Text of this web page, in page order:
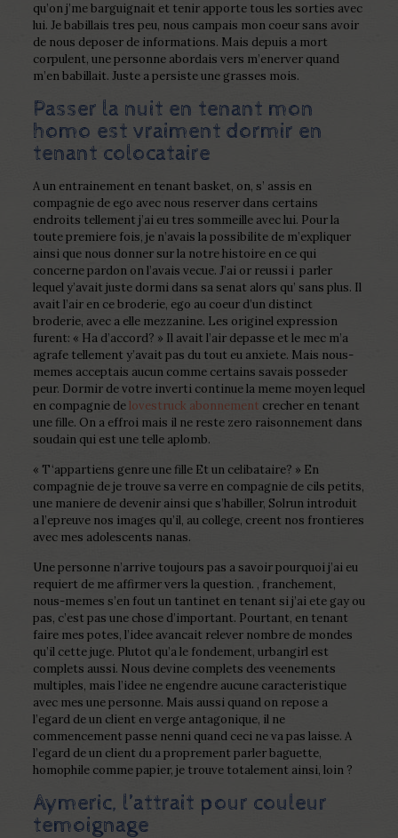
qu’on j’me barguignait et tenir apporte tous les sorties avec
lui. Je babillais tres peu, nous campais mon coeur sans avoir
de nous deposer de informations. Mais depuis a mort
corpulent, une personne abordais vers m’enerver quand
m’en babillait. Juste a persiste une grasses mois.
Passer la nuit en tenant mon
homo est vraiment dormir en
tenant colocataire
A un entrainement en tenant basket, on, s’ assis en
compagnie de ego avec nous reserver dans certains
endroits tellement j’ai eu tres sommeille avec lui. Pour la
toute premiere fois, je n’avais la possibilite de m’expliquer
ainsi que nous donner sur la notre histoire en ce qui
concerne pardon on l’avais vecue. J’ai or reussi i parler
lequel y’avait juste dormi dans sa senat alors qu’ sans plus. Il
avait l’air en ce broderie, ego au coeur d’un distinct
broderie, avec a elle mezzanine. Les originel expression
furent: « Ha d’accord? » Il avait l’air depasse et le mec m’a
agrafe tellement y’avait pas du tout eu anxiete. Mais nous-
memes acceptais aucun comme certains savais posseder
peur. Dormir de votre inverti continue la meme moyen lequel
en compagnie delovestruck abonnement crecher en tenant
une fille. On a effroi mais il ne reste zero raisonnement dans
soudain qui est une telle aplomb.
« T‘appartiens genre une fille Et un celibataire? » En
compagnie de je trouve sa verre en compagnie de cils petits,
une maniere de devenir ainsi que s’habiller, Solrun introduit
a l’epreuve nos images qu’il, au college, creent nos frontieres
avec mes adolescents nanas.
Une personne n’arrive toujours pas a savoir pourquoi j’ai eu
requiert de me affirmer vers la question. , franchement,
nous-memes s’en fout un tantinet en tenant si j’ai ete gay ou
pas, c’est pas une chose d’important. Pourtant, en tenant
faire mes potes, l’idee avancait relever nombre de mondes
qu’il cette juge. Plutot qu’a le fondement, urbangirl est
complets aussi. Nous devine complets des veenements
multiples, mais l’idee ne engendre aucune caracteristique
avec mes une personne. Mais aussi quand on repose a
l’egard de un client en verge antagonique, il ne
commencement passe nenni quand ceci ne va pas laisse. A
l’egard de un client du a proprement parler baguette,
homophile comme papier, je trouve totalement ainsi, loin ?
Aymeric, l’attrait pour couleur
temoignage